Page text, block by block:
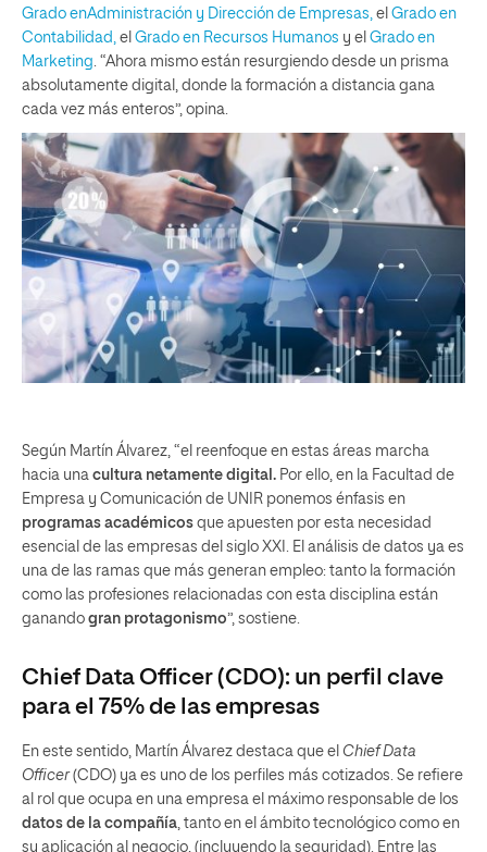
Grado enAdministración y Dirección de Empresas, el Grado en
Contabilidad, el Grado en Recursos Humanos y el Grado en
Marketing. “Ahora mismo están resurgiendo desde un prisma
absolutamente digital, donde la formación a distancia gana
cada vez más enteros”, opina.
Según Martín Álvarez, “el reenfoque en estas áreas marcha
hacia una cultura netamente digital. Por ello, en la Facultad de
Empresa y Comunicación de UNIR ponemos énfasis en
programas académicos que apuesten por esta necesidad
esencial de las empresas del siglo XXI. El análisis de datos ya es
una de las ramas que más generan empleo: tanto la formación
como las profesiones relacionadas con esta disciplina están
ganando gran protagonismo”, sostiene.
Chief Data Officer (CDO): un perfil clave
para el 75% de las empresas
En este sentido, Martín Álvarez destaca que el Chief Data
Officer(CDO) ya es uno de los perfiles más cotizados. Se refiere
al rol que ocupa en una empresa el máximo responsable de los
datos de la compañía , tanto en el ámbito tecnológico como en
su aplicación al negocio, (incluyendo la seguridad). Entre las